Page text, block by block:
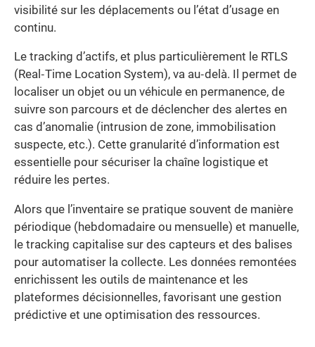
visibilité sur les déplacements ou l’état d’usage en
continu.
Le tracking d’actifs, et plus particulièrement le RTLS
(Real‐Time Location System), va au‐delà. Il permet de
localiser un objet ou un véhicule en permanence, de
suivre son parcours et de déclencher des alertes en
cas d’anomalie (intrusion de zone, immobilisation
suspecte, etc.). Cette granularité d’information est
essentielle pour sécuriser la chaîne logistique et
réduire les pertes.
Alors que l’inventaire se pratique souvent de manière
périodique (hebdomadaire ou mensuelle) et manuelle,
le tracking capitalise sur des capteurs et des balises
pour automatiser la collecte. Les données remontées
enrichissent les outils de maintenance et les
plateformes décisionnelles, favorisant une gestion
prédictive et une optimisation des ressources.